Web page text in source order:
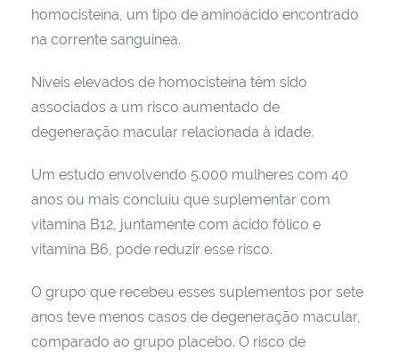
homocisteína, um tipo de aminoácido encontrado
na corrente sanguínea.
Níveis elevados de homocisteína têm sido
associados a um risco aumentado de
degeneração macular relacionada à idade.
Um estudo envolvendo 5.000 mulheres com 40
anos ou mais concluiu que suplementar com
vitamina B12, juntamente com ácido fólico e
vitamina B6, pode reduzir esse risco.
O grupo que recebeu esses suplementos por sete
anos teve menos casos de degeneração macular,
comparado ao grupo placebo. O risco de